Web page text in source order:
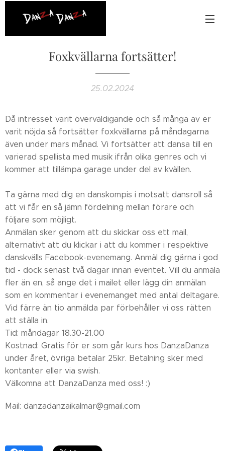
Foxkvällarna fortsätter!
25.02.2024
Då intresset varit överväldigande och så många av er
varit nöjda så fortsätter foxkvällarna på måndagarna
även under mars månad. Vi fortsätter att dansa till en
varierad spellista med musik ifrån olika genres och vi
kommer att tillämpa garage under del av kvällen.
Ta gärna med dig en danskompis i motsatt dansroll så
att vi får en så jämn fördelning mellan förare och
följare som möjligt.
Anmälan sker genom att du skickar oss ett mail,
alternativt att du klickar i att du kommer i respektive
danskvälls Facebook-evenemang. Anmäl dig gärna i god
tid - dock senast två dagar innan eventet. Vill du anmäla
fler än en, så ange det i mailet eller lägg din anmälan
som en kommentar i evenemanget med antal deltagare.
Vid färre än tio anmälda par förbehåller vi oss rätten
att ställa in.
Tid: måndagar 18.30-21.00
Kostnad: Gratis för er som går kurs hos DanzaDanza
under året, övriga betalar 25kr. Betalning sker med
kontanter eller via swish.
Välkomna att DanzaDanza med oss! :)
Mail: danzadanzaikalmar@gmail.com